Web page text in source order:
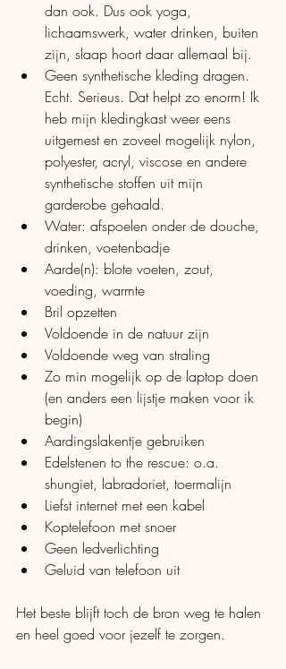
dan ook. Dus ook yoga,
lichaamswerk, water drinken, buiten
zijn, slaap hoort daar allemaal bij.
Geen synthetische kleding dragen.
Echt. Serieus. Dat helpt zo enorm! Ik
heb mijn kledingkast weer eens
uitgemest en zoveel mogelijk nylon,
polyester, acryl, viscose en andere
synthetische stoffen uit mijn
garderobe gehaald.
Water: afspoelen onder de douche,
drinken, voetenbadje
Aarde(n): blote voeten, zout,
voeding, warmte
Bril opzetten
Voldoende in de natuur zijn
Voldoende weg van straling
Zo min mogelijk op de laptop doen
(en anders een lijstje maken voor ik
begin)
Aardingslakentje gebruiken
Edelstenen to the rescue: o.a.
shungiet, labradoriet, toermalijn
Liefst internet met een kabel
Koptelefoon met snoer
Geen ledverlichting
Geluid van telefoon uit
Het beste blijft toch de bron weg te halen
en heel goed voor jezelf te zorgen.